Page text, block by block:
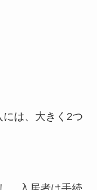
は、大きく2つ